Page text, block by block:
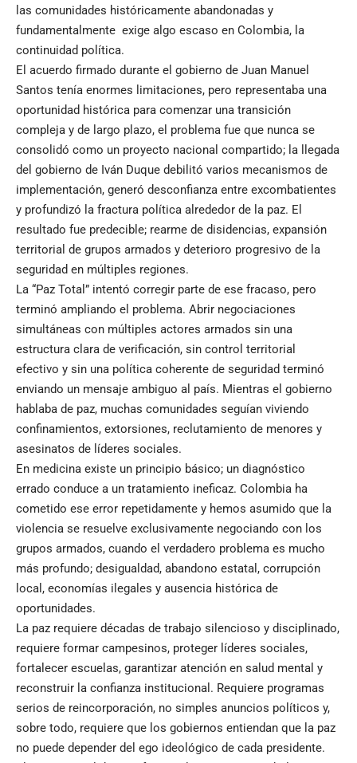
las comunidades históricamente abandonadas y
fundamentalmente exige algo escaso en Colombia, la
continuidad política.
El acuerdo firmado durante el gobierno de Juan Manuel
Santos tenía enormes limitaciones, pero representaba una
oportunidad histórica para comenzar una transición
compleja y de largo plazo, el problema fue que nunca se
consolidó como un proyecto nacional compartido; la llegada
del gobierno de Iván Duque debilitó varios mecanismos de
implementación, generó desconfianza entre excombatientes
y profundizó la fractura política alrededor de la paz. El
resultado fue predecible; rearme de disidencias, expansión
territorial de grupos armados y deterioro progresivo de la
seguridad en múltiples regiones.
La “Paz Total” intentó corregir parte de ese fracaso, pero
terminó ampliando el problema. Abrir negociaciones
simultáneas con múltiples actores armados sin una
estructura clara de verificación, sin control territorial
efectivo y sin una política coherente de seguridad terminó
enviando un mensaje ambiguo al país. Mientras el gobierno
hablaba de paz, muchas comunidades seguían viviendo
confinamientos, extorsiones, reclutamiento de menores y
asesinatos de líderes sociales.
En medicina existe un principio básico; un diagnóstico
errado conduce a un tratamiento ineficaz. Colombia ha
cometido ese error repetidamente y hemos asumido que la
violencia se resuelve exclusivamente negociando con los
grupos armados, cuando el verdadero problema es mucho
más profundo; desigualdad, abandono estatal, corrupción
local, economías ilegales y ausencia histórica de
oportunidades.
La paz requiere décadas de trabajo silencioso y disciplinado,
requiere formar campesinos, proteger líderes sociales,
fortalecer escuelas, garantizar atención en salud mental y
reconstruir la confianza institucional. Requiere programas
serios de reincorporación, no simples anuncios políticos y,
sobre todo, requiere que los gobiernos entiendan que la paz
no puede depender del ego ideológico de cada presidente.